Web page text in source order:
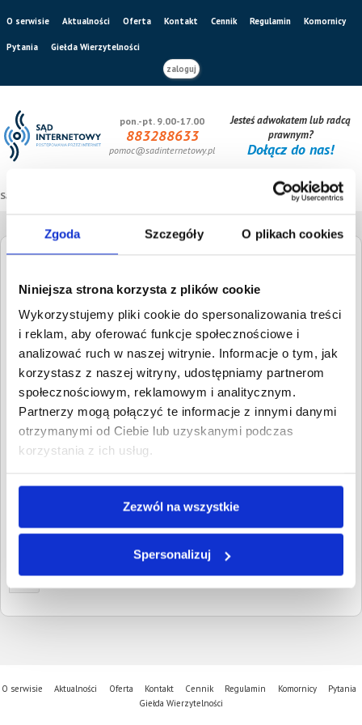
Zgoda Szczegóły O plikach cookies
Niniejsza strona korzysta z plików cookie
Wykorzystujemy pliki cookie do spersonalizowania treści
i reklam, aby oferować funkcje społecznościowe i
analizować ruch w naszej witrynie. Informacje o tym, jak
korzystasz z naszej witryny, udostępniamy partnerom
społecznościowym, reklamowym i analitycznym.
Partnerzy mogą połączyć te informacje z innymi danymi
otrzymanymi od Ciebie lub uzyskanymi podczas
korzystania z ich usług.
Zezwól na wszystkie
Spersonalizuj
O serwisie Aktualności Oferta Kontakt Cennik Regulamin Komornicy
Pytania
Giełda Wierzytelności
zaloguj
pon.-pt. 9.00-17.00
883288633
pomoc@sadinternetowy.pl
Jesteś adwokatem lub radcą
prawnym?
Dołącz do nas!
Sąd internetowy
Giełda Wierzytelności
Szukaj dłużnika
dłużnika lub inną szukaną frazę
Wysokość długu
Wyczyść Szukaj
Znalezione:
Tykocin, Podlaskie
27 czerwca
2023
1
O serwisie Aktualności Oferta Kontakt Cennik Regulamin Komornicy
Pytania
Giełda Wierzytelności